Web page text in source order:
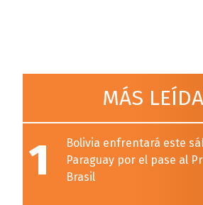
MÁS
1
Bolivia enfrentará este
Paraguay por el pase al
Brasil